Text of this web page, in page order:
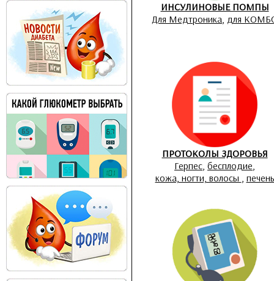
ИНСУЛИНОВЫЕ ПОМПЫ
Для Медтроника, для
ПРОТОКОЛЫ ЗДОРОВЬЯ
Герпес, бесплодие,
кожа, ногти, волосы , печень